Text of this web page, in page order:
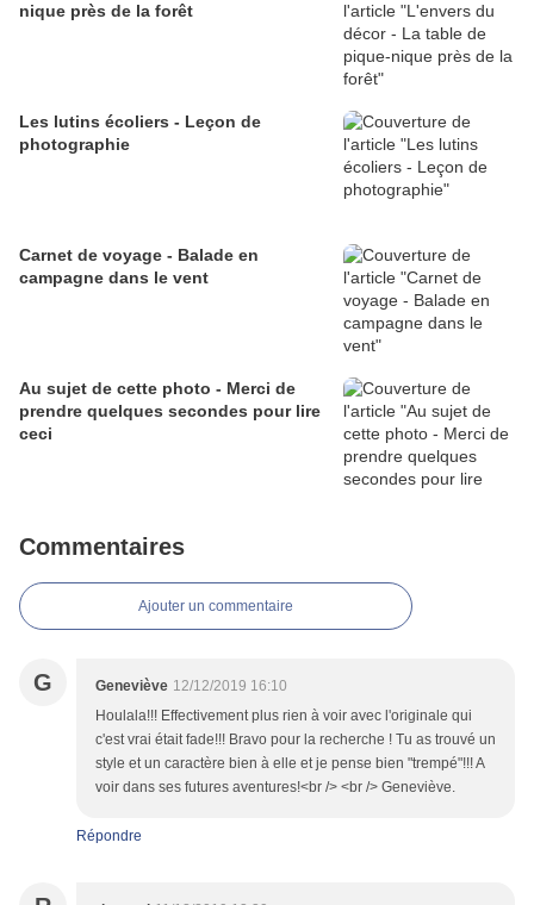
nique près de la forêt
Les lutins écoliers - Leçon de
photographie
Carnet de voyage - Balade en
campagne dans le vent
Au sujet de cette photo - Merci de
prendre quelques secondes pour lire
ceci
Commentaires
Ajouter un commentaire
G Geneviève 12/12/2019 16:10
Houlala!!! Effectivement plus rien à voir avec l'originale qui
c'est vrai était fade!!! Bravo pour la recherche ! Tu as trouvé un
style et un caractère bien à elle et je pense bien "trempé"!!! A
voir dans ses futures aventures!<br /> <br /> Geneviève.
Répondre